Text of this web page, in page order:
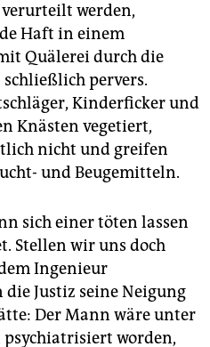
werden,
Haft in einem
Quälerei durch die
pervers.
Kinderficker und
Knästen vegetiert,
nicht und greifen
und Beugemitteln.
sich einer töten lassen
Stellen wir uns doch
Ingenieur
Justiz seine Neigung
Der Mann wäre unter
worden,